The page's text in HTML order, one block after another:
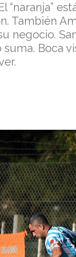
“naranja”
También
negocio.
Boca